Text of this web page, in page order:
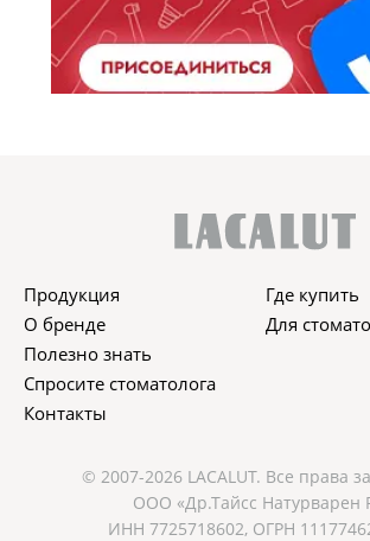
Продукция
О бренде
Полезно знать
Спросите стоматолога
Контакты
Где купить
Для
© 2007-2026 LACALUT. Все права
ООО «Др.Тайсс Натурварен
ИНН 7725718602, ОГРН